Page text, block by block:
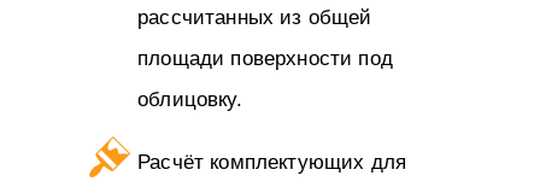
рассчитанных из общей
площади поверхности под
облицовку.
Расчёт комплектующих для